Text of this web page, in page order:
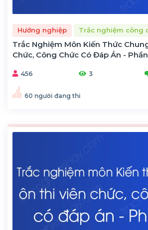
Hướng nghiệp Trắc nghiệm công
Trắc Nghiệm Môn Kiến Thức
Chức, Công Chức Có Đáp Án -
456 3
60 người đang thi